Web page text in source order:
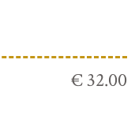
€ 32.00